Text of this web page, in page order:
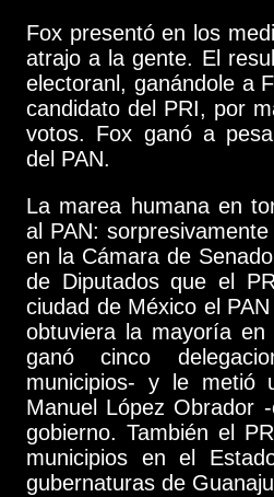
Fox presentó en los
atrajo a la gente. El
electoranl, ganándole a
candidato del PRI, por
votos. Fox ganó a
del PAN.
La marea humana en
al PAN:
en la Cámara de
de Diputados que el
ciudad de México el
obtuviera la mayoría en
ganó cinco
municipios- y le metió
Manuel López Obrador
gobierno. También el
municipios en el
gubernaturas de